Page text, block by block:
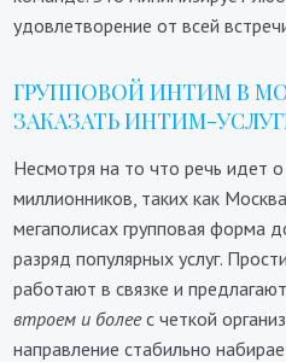
удовлетворение от всей
ГРУППОВОЙ ИНТИМ В
ЗАКАЗАТЬ ИНТИМ-
Несмотря на то что речь идет
миллионников, таких как
мегаполисах групповая форма
разряд популярных услуг.
работают в связке и
втроем и болеес четкой
направление стабильно